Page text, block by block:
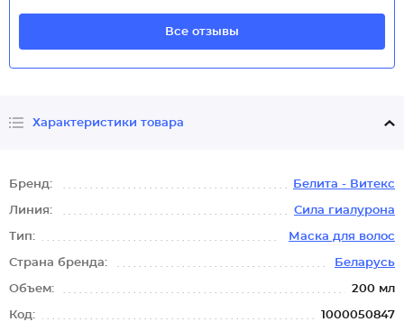
Все отзывы
Характеристики товара
Бренд: Белита - Витекс
Линия: Сила гиалурона
Тип: Маска для волос
Страна бренда: Беларусь
Объем: 200 мл
Код: 1000050847